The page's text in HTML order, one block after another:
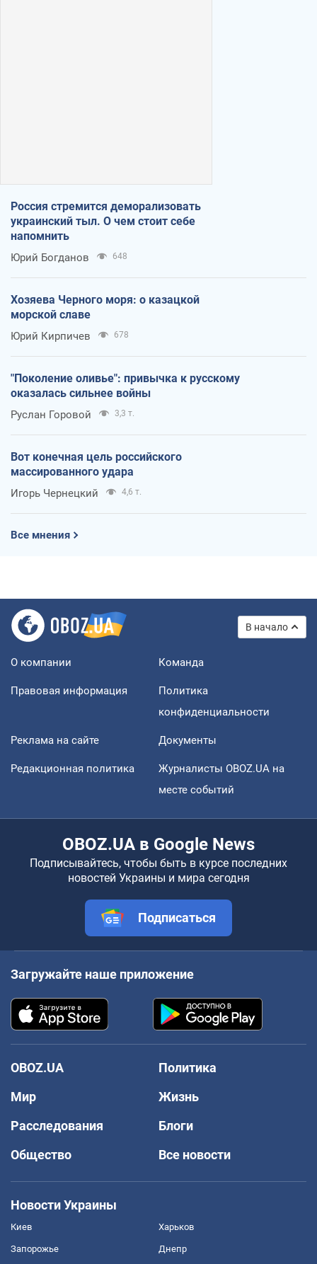
Россия стремится деморализовать
украинский тыл. О чем стоит себе
напомнить
Юрий Богданов 648
Хозяева Черного моря: о казацкой
морской славе
Юрий Кирпичев 678
"Поколение оливье": привычка к русскому
оказалась сильнее войны
Руслан Горовой 3,3 т.
Вот конечная цель российского
массированного удара
Игорь Чернецкий 4,6 т.
Все мнения
В начало
О компании Команда
Правовая информация
Политика
конфиденциальности
Реклама на сайте Документы
Редакционная политика
Журналисты OBOZ.UA на
месте событий
OBOZ.UA в Google News
Подписывайтесь, чтобы быть в курсе последних
новостей Украины и мира сегодня
Подписаться
Загружайте наше приложение
OBOZ.UA
Политика
Мир
Жизнь
Расследования
Блоги
Общество
Все новости
Новости Украины
Киев Харьков
Запорожье Днепр